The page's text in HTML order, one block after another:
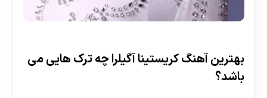
بهترین آهنگ کریستینا آگیلرا چه ترک هایی می
باشد؟